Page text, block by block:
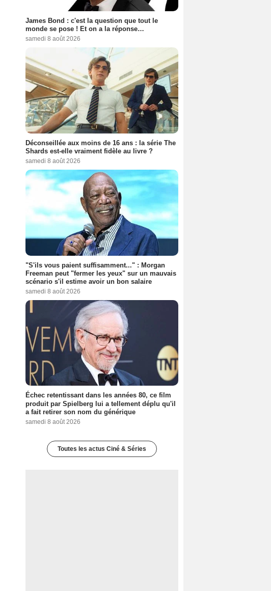
James Bond : c'est la question que tout le
monde se pose ! Et on a la réponse…
samedi 8 août 2026
Déconseillée aux moins de 16 ans : la série The
Shards est-elle vraiment fidèle au livre ?
samedi 8 août 2026
"S'ils vous paient suffisamment..." : Morgan
Freeman peut "fermer les yeux" sur un mauvais
scénario s'il estime avoir un bon salaire
samedi 8 août 2026
Échec retentissant dans les années 80, ce film
produit par Spielberg lui a tellement déplu qu'il
a fait retirer son nom du générique
samedi 8 août 2026
Toutes les actus Ciné & Séries